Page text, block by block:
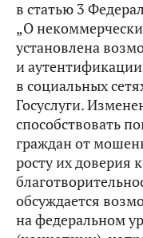
в статью 3
„О
установлена
и
в социальных
Госуслуги.
способствовать
граждан от
росту их доверия
обсуждается
на федеральном